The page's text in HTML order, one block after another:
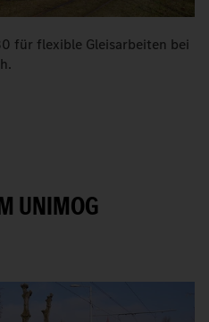
für flexible Gleisarbeiten bei
UNIMOG